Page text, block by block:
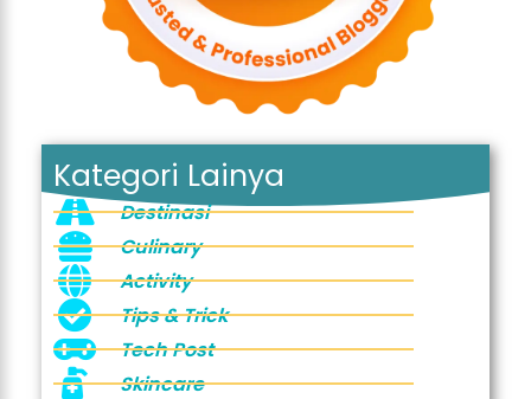
Kategori Lainya
Destinasi
Culinary
Activity
Tips & Trick
Tech Post
Skincare